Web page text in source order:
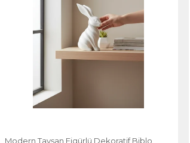
Modern Tavşan Figürlü Dekoratif Biblo